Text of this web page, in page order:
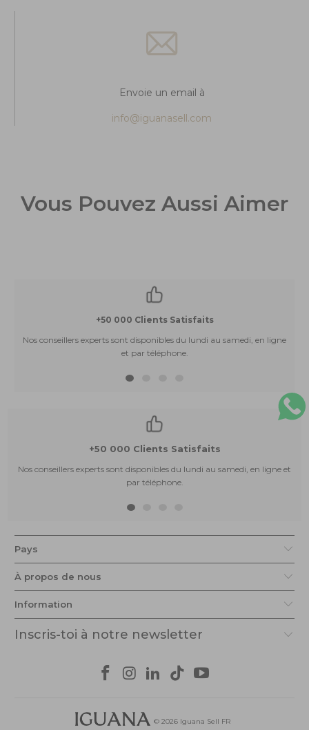
Envoie un email à
info@iguanasell.com
Vous Pouvez Aussi Aimer
+50 000 Clients Satisfaits
Nos conseillers experts sont disponibles du lundi au samedi, en ligne
et par téléphone.
+50 000 Clients Satisfaits
Nos conseillers experts sont disponibles du lundi au samedi, en ligne et
par téléphone.
Pays
À propos de nous
Information
Inscris-toi à notre newsletter
© 2026 Iguana Sell FR